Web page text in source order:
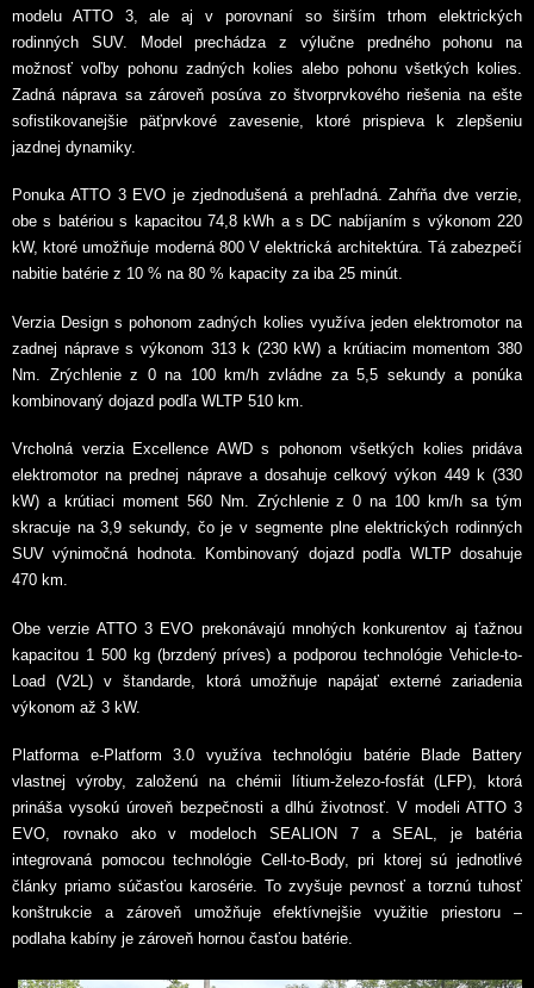
modelu ATTO 3, ale aj v porovnaní so širším trhom elektrických
rodinných SUV. Model prechádza z výlučne predného pohonu na
možnosť voľby pohonu zadných kolies alebo pohonu všetkých kolies.
Zadná náprava sa zároveň posúva zo štvorprvkového riešenia na ešte
sofistikovanejšie päťprvkové zavesenie, ktoré prispieva k zlepšeniu
jazdnej dynamiky.
Ponuka ATTO 3 EVO je zjednodušená a prehľadná. Zahŕňa dve verzie,
obe s batériou s kapacitou 74,8 kWh a s DC nabíjaním s výkonom 220
kW, ktoré umožňuje moderná 800 V elektrická architektúra. Tá zabezpečí
nabitie batérie z 10 % na 80 % kapacity za iba 25 minút.
Verzia Design s pohonom zadných kolies využíva jeden elektromotor na
zadnej náprave s výkonom 313 k (230 kW) a krútiacim momentom 380
Nm. Zrýchlenie z 0 na 100 km/h zvládne za 5,5 sekundy a ponúka
kombinovaný dojazd podľa WLTP 510 km.
Vrcholná verzia Excellence AWD s pohonom všetkých kolies pridáva
elektromotor na prednej náprave a dosahuje celkový výkon 449 k (330
kW) a krútiaci moment 560 Nm. Zrýchlenie z 0 na 100 km/h sa tým
skracuje na 3,9 sekundy, čo je v segmente plne elektrických rodinných
SUV výnimočná hodnota. Kombinovaný dojazd podľa WLTP dosahuje
470 km.
Obe verzie ATTO 3 EVO prekonávajú mnohých konkurentov aj ťažnou
kapacitou 1 500 kg (brzdený príves) a podporou technológie Vehicle-to-
Load (V2L) v štandarde, ktorá umožňuje napájať externé zariadenia
výkonom až 3 kW.
Platforma e-Platform 3.0 využíva technológiu batérie Blade Battery
vlastnej výroby, založenú na chémii lítium-železo-fosfát (LFP), ktorá
prináša vysokú úroveň bezpečnosti a dlhú životnosť. V modeli ATTO 3
EVO, rovnako ako v modeloch SEALION 7 a SEAL, je batéria
integrovaná pomocou technológie Cell-to-Body, pri ktorej sú jednotlivé
články priamo súčasťou karosérie. To zvyšuje pevnosť a torznú tuhosť
konštrukcie a zároveň umožňuje efektívnejšie využitie priestoru –
podlaha kabíny je zároveň hornou časťou batérie.